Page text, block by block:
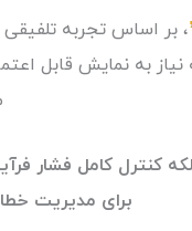
، بر اساس تجربه
به نمایش قابل
کنترل کامل فشار
برای مدیریت